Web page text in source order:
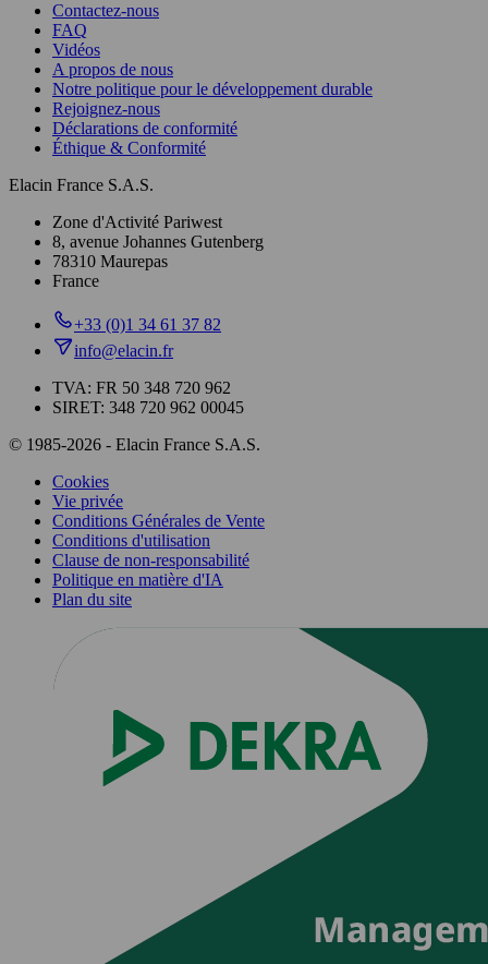
Contactez-nous
FAQ
Vidéos
A propos de nous
Notre politique pour le développement durable
Rejoignez-nous
Déclarations de conformité
Éthique & Conformité
Elacin France S.A.S.
Zone d'Activité Pariwest
8, avenue Johannes Gutenberg
78310 Maurepas
France
+33 (0)1 34 61 37 82
info@elacin.fr
TVA: FR 50 348 720 962
SIRET: 348 720 962 00045
© 1985-2026 - Elacin France S.A.S.
Cookies
Vie privée
Conditions Générales de Vente
Conditions d'utilisation
Clause de non-responsabilité
Politique en matière d'IA
Plan du site